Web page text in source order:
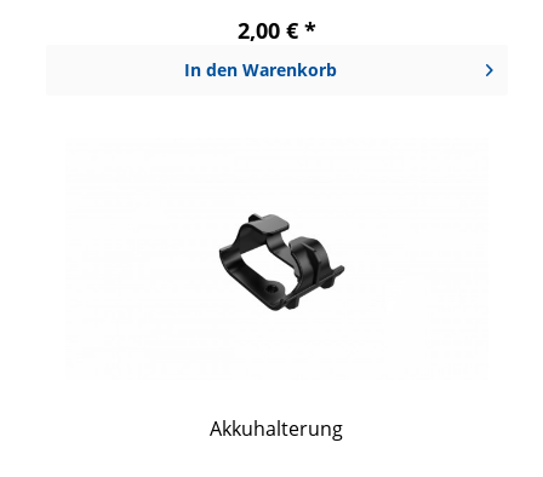
2,00 € *
In den Warenkorb
Akkuhalterung